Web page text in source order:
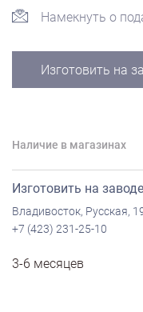
Намекнуть о
Изготовить на
Наличие в магазинах
Изготовить на
Владивосток, Русская,
+7 (423) 231-25-10
3-6 месяцев